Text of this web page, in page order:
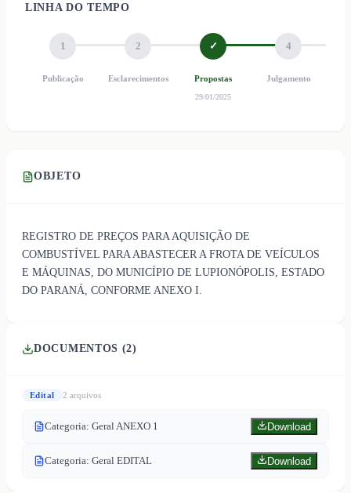
LINHA DO TEMPO
1
Publicação
2
Esclarecimentos
✓
Propostas
29/01/2025
4
Julgamento
OBJETO
REGISTRO DE PREÇOS PARA AQUISIÇÃO DE
COMBUSTÍVEL PARA ABASTECER A FROTA DE VEÍCULOS
E MÁQUINAS, DO MUNICÍPIO DE LUPIONÓPOLIS, ESTADO
DO PARANÁ, CONFORME ANEXO I.
DOCUMENTOS (2)
Edital 2 arquivos
Categoria: Geral ANEXO 1 Download
Categoria: Geral EDITAL Download